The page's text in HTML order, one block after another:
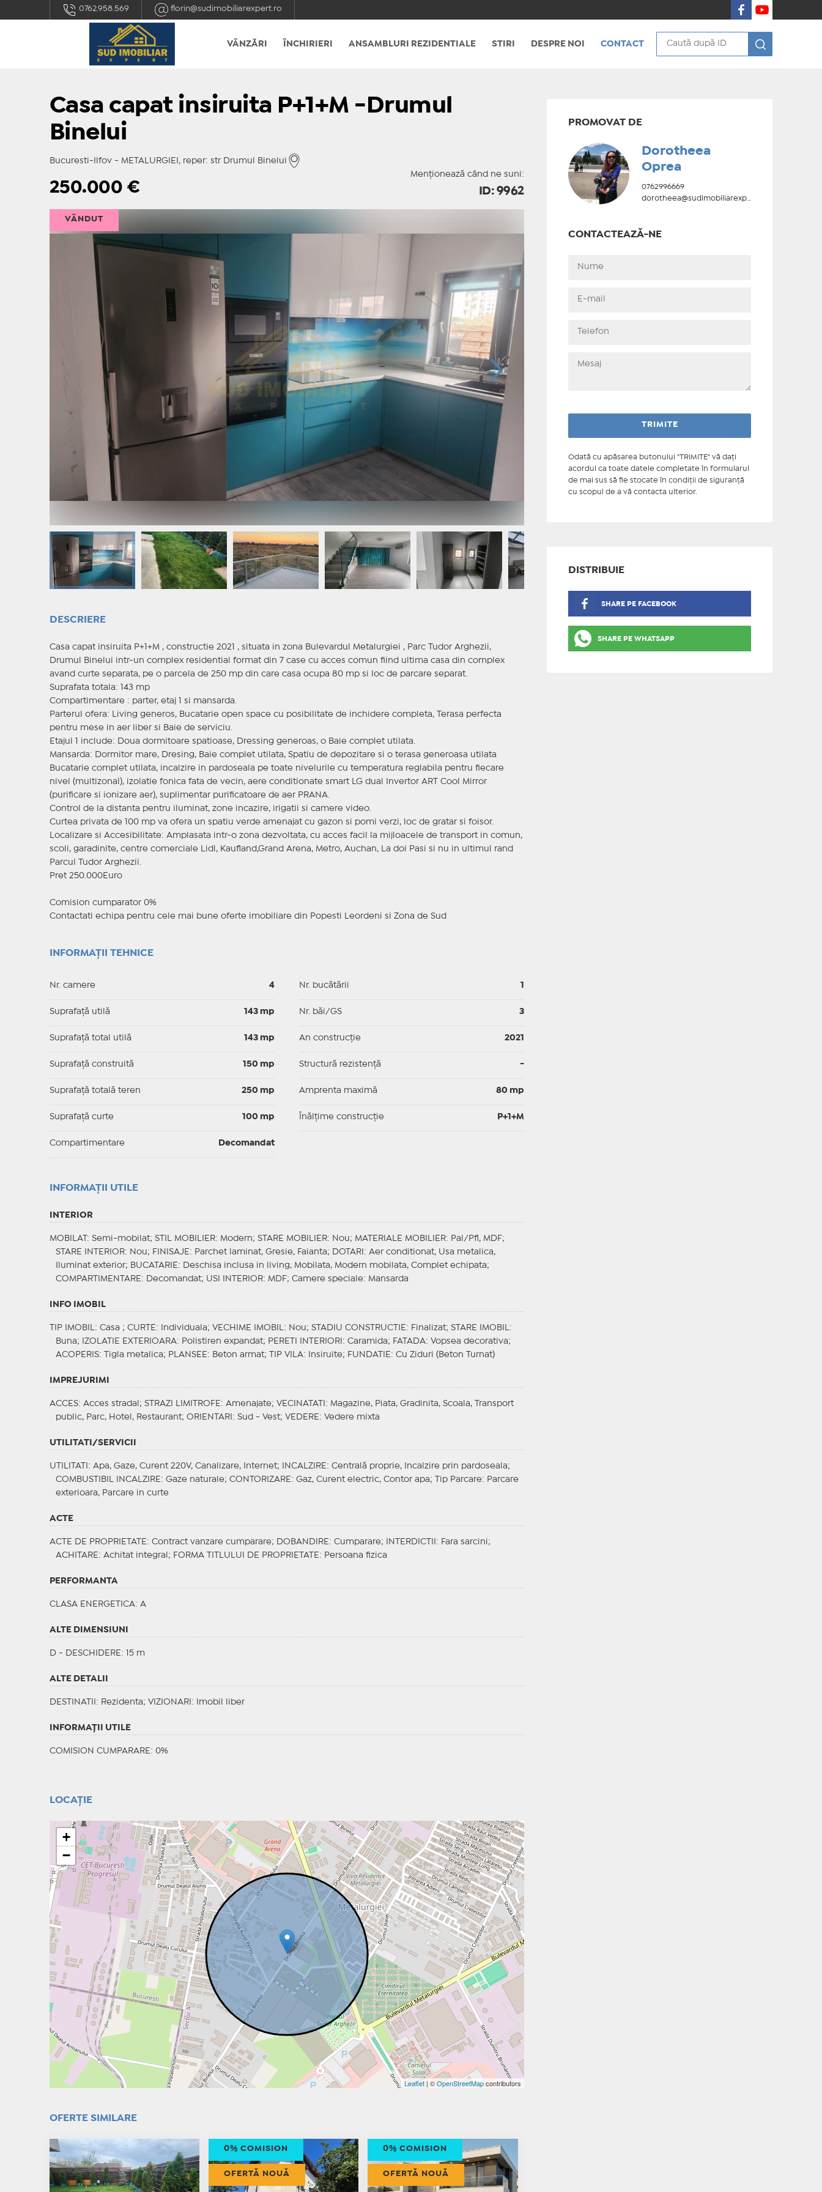
0762.958.569 florin@sudimobiliarexpert.ro
VÂNZĂRI ÎNCHIRIERI ANSAMBLURI REZIDENTIALE STIRI DESPRE NOI CONTACT
Casa capat insiruita P+1+M -Drumul
Binelui
Bucuresti-Ilfov - METALURGIEI, reper: str Drumul Binelui
Menționează când ne suni:
250.000 € ID: 9962
VÂNDUT
DESCRIERE
Casa capat insiruita P+1+M , constructie 2021 , situata in zona Bulevardul Metalurgiei , Parc Tudor Arghezii,
Drumul Binelui intr-un complex residential format din 7 case cu acces comun fiind ultima casa din complex
avand curte separata, pe o parcela de 250 mp din care casa ocupa 80 mp si loc de parcare separat.
Suprafata totala: 143 mp
Compartimentare : parter, etaj 1 si mansarda.
Parterul ofera: Living generos, Bucatarie open space cu posibilitate de inchidere completa, Terasa perfecta
pentru mese in aer liber si Baie de serviciu.
Etajul 1 include: Doua dormitoare spatioase, Dressing generoas, o Baie complet utilata.
Mansarda: Dormitor mare, Dresing, Baie complet utilata, Spatiu de depozitare si o terasa generoasa utilata
Bucatarie complet utilata, incalzire in pardoseala pe toate nivelurile cu temperatura reglabila pentru fiecare
nivel (multizonal), izolatie fonica fata de vecin, aere conditionate smart LG dual Invertor ART Cool Mirror
(purificare si ionizare aer), suplimentar purificatoare de aer PRANA.
Control de la distanta pentru iluminat, zone incazire, irigatii si camere video.
Curtea privata de 100 mp va ofera un spatiu verde amenajat cu gazon si pomi verzi, loc de gratar si foisor.
Localizare si Accesibilitate: Amplasata intr-o zona dezvoltata, cu acces facil la mijloacele de transport in comun,
scoli, garadinite, centre comerciale Lidl, Kaufland,Grand Arena, Metro, Auchan, La doi Pasi si nu in ultimul rand
Parcul Tudor Arghezii.
Pret 250.000Euro
Comision cumparator 0%
Contactati echipa pentru cele mai bune oferte imobiliare din Popesti Leordeni si Zona de Sud
INFORMAȚII TEHNICE
Nr. camere 4
Suprafaţă utilă 143 mp
Suprafaţă total utilă 143 mp
Suprafaţă construită 150 mp
Suprafață totală teren 250 mp
Suprafaţă curte 100 mp
Compartimentare Decomandat
Nr. bucătării
Nr. băi/GS 3
An construcție 2021
Structură rezistență -
Amprenta maximă 80 mp
Înălțime construcție P+1+M
INFORMAŢII UTILE
INTERIOR
MOBILAT : Semi-mobilat; STIL MOBILIER: Modern; STARE MOBILIER: Nou; MATERIALE MOBILIER: Pal/Pfl, MDF;
STARE INTERIOR: Nou; FINISAJE : Parchet laminat, Gresie, Faianta; DOTARI : Aer conditionat, Usa metalica,
Iluminat exterior; BUCATARIE : Deschisa inclusa in living, Mobilata, Modern mobilata, Complet echipata;
COMPARTIMENTARE : Decomandat; USI INTERIOR: MDF; Camere speciale: Mansarda
INFO IMOBIL
TIP IMOBIL : Casa ; CURTE : Individuala; VECHIME IMOBIL : Nou; STADIU CONSTRUCTIE : Finalizat; STARE IMOBIL
:
Buna;
IZOLATIE EXTERIOARA: Polistiren expandat; PERETI INTERIORI : Caramida; FATADA: Vopsea decorativa;
ACOPERIS: Tigla metalica; PLANSEE : Beton armat; TIP VILA: Insiruite; FUNDATIE : Cu Ziduri (Beton Turnat)
IMPREJURIMI
ACCES: Acces stradal; STRAZI LIMITROFE : Amenajate; VECINATATI
: Magazine, Piata, Gradinita, Scoala, Transport
public, Parc, Hotel, Restaurant; ORIENTARI : Sud - Vest; VEDERE : Vedere mixta
UTILITATI/SERVICII
UTILITATI : Apa, Gaze, Curent 220V, Canalizare, Internet; INCALZIRE : Centrală proprie, Incalzire prin pardoseala;
COMBUSTIBIL INCALZIRE : Gaze naturale; CONTORIZARE : Gaz, Curent electric, Contor apa; Tip Parcare: Parcare
exterioara, Parcare in curte
ACTE
ACTE DE PROPRIETATE : Contract vanzare cumparare; DOBANDIRE : Cumparare; INTERDICTII
: Fara sarcini;
ACHITARE : Achitat integral; FORMA TITLULUI DE PROPRIETATE : Persoana fizica
PERFORMANTA
CLASA ENERGETICA: A
ALTE DIMENSIUNI
D - DESCHIDERE: 15 m
ALTE DETALII
DESTINATII : Rezidenta; VIZIONARI : Imobil liber
INFORMAŢII UTILE
COMISION CUMPARARE: 0%
LOCAȚIE
+
−
Leaflet| ©OpenStreetMapcontributors
PROMOVAT DE
Dorotheea
Oprea
0762996669
dorotheea@sudimobiliarexpert.ro
CONTACTEAZĂ-NE
Odată cu apăsarea butonului "TRIMITE" vă daţi
acordul ca toate datele completate în formularul
de mai sus să fie stocate în condiţii de siguranţă
cu scopul de a vă contacta ulterior.
DISTRIBUIE
SHARE PE FACEBOOK
SHARE PE WHATSAPP
OFERTE SIMILARE
0% COMISION
OFERTĂ NOUĂ
0% COMISION
OFERTĂ NOUĂ